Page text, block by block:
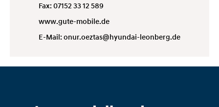
Fax: 07152 33 12 589
www.gute-mobile.de
E-Mail: onur.oeztas@hyundai-leonberg.de